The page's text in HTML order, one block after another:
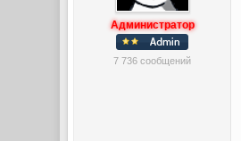
Администратор
7 736 сообщений